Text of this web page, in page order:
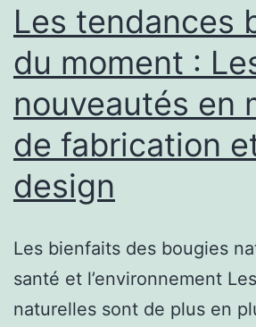
Les tendances
du moment :
nouveautés en
de fabrication
design
Les bienfaits des bougies
santé et l’environnement
naturelles sont de plus en